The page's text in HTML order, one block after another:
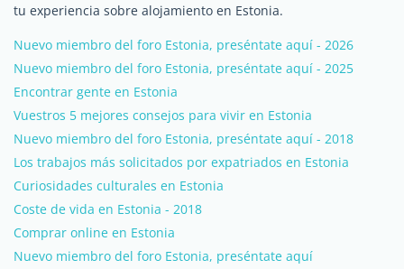
tu experiencia sobre alojamiento en Estonia.
Nuevo miembro del foro Estonia, preséntate aquí - 2026
Nuevo miembro del foro Estonia, preséntate aquí - 2025
Encontrar gente en Estonia
Vuestros 5 mejores consejos para vivir en Estonia
Nuevo miembro del foro Estonia, preséntate aquí - 2018
Los trabajos más solicitados por expatriados en Estonia
Curiosidades culturales en Estonia
Coste de vida en Estonia - 2018
Comprar online en Estonia
Nuevo miembro del foro Estonia, preséntate aquí